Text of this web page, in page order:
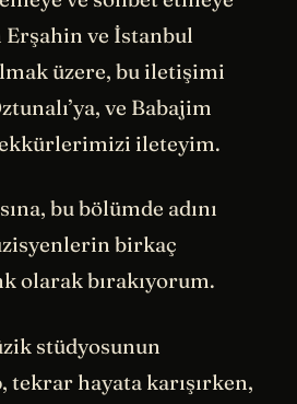
Erşahin ve İstanbul
üzere, bu iletişimi
ve Babajim
ileteyim.
bu bölümde adını
birkaç
olarak bırakıyorum.
stüdyosunun
tekrar hayata karışırken,